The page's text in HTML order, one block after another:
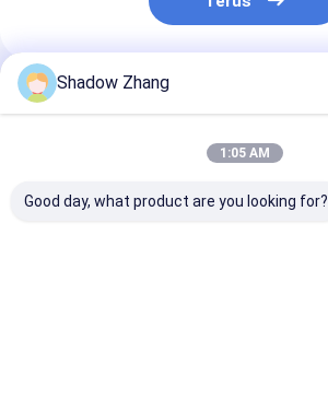
Rekomendasi Produk
Shadow Zhang
1:05 AM
Good day, what product are you looking for?